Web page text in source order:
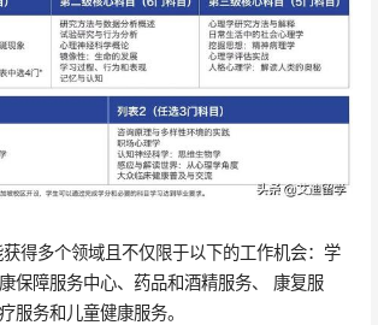
得多个领域且不仅限于以下的工作机会：学
保障服务中心、药品和酒精服务、 康复服
服务和儿童健康服务。